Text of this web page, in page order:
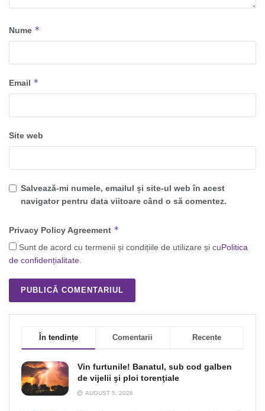
Nume *
Email *
Site web
Salvează-mi numele, emailul și site-ul web în acest
navigator pentru data viitoare când o să comentez.
Privacy Policy Agreement *
Sunt de acord cu termenii și condițiile de utilizare și cuPolitica
de confidențialitate.
În tendințe Comentarii Recente
Vin furtunile! Banatul, sub cod galben
de vijelii şi ploi torenţiale
AUGUST 5, 2026